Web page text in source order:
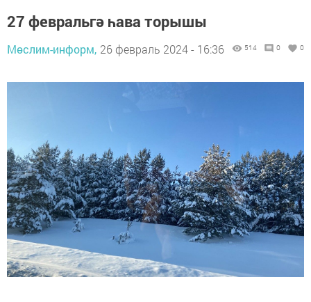
27 февральгә һава торышы
Мөслим-информ, 26 февраль 2024 - 16:36 514 0 0